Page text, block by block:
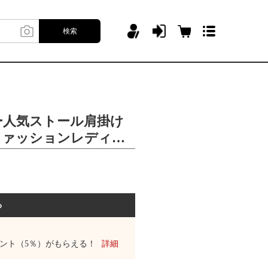
検索
気ストール肩掛け
ッションレディー
ト（5％）がもらえる！ 詳細